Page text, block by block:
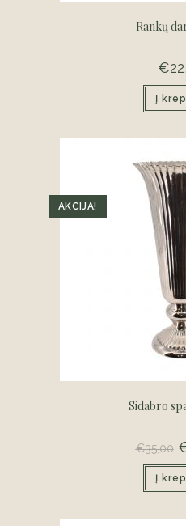
Rankų
€
Į
AKCIJA!
Sidabro
€35,00
Į